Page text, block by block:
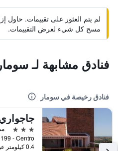
لم يتم العثور على تقييمات. حاول
مسح كل شيء لعرض التقييمات.
فنادق مشابهة لـ
فنادق رخيصة في سومار
3 نجوم
0.4 كيلومتر عن وسط المدينة